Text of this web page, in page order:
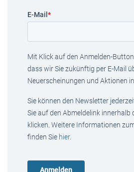
E-Mail *
Mit Klick auf den Anmelden-
dass wir Sie zukünftig per E-Mail
Neuerscheinungen und Aktionen
Sie können den Newsletter
Sie auf den Abmeldelink innerhalb
klicken. Weitere Informationen
finden Sie hier.